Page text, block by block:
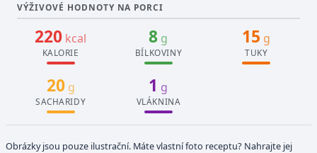
VÝŽIVOVÉ HODNOTY NA PORCI
220 kcal
KALORIE
8 g
BÍLKOVINY
15 g
TUKY
20g
SACHARIDY
1 g
VLÁKNINA
Obrázky jsou pouze ilustrační. Máte vlastní foto receptu? Nahrajte jej